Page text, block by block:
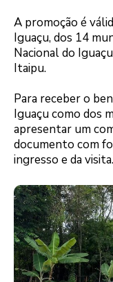
A promoção é
Iguaçu, dos 14
Nacional do
Itaipu.
Para receber o
Iguaçu como dos
apresentar um
documento com
ingresso e da visita.